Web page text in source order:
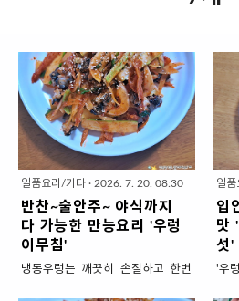
일품요리/기타 · 2026. 7. 20. 08:30
반찬~술안주~ 야식까지
다 가능한 만능요리 '우렁
이무침'
냉동우렁는 깨끗히 손질하고 한번
일
입
맛
섯'
'우